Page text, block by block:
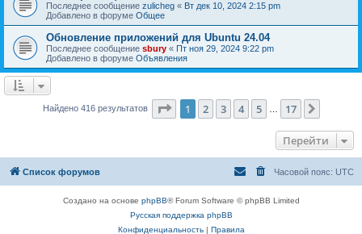
Последнее сообщение zulicheg « Вт дек 10, 2024 2:15 pm
Добавлено в форуме Общее
Обновление приложений для Ubuntu 24.04
Последнее сообщение sbury « Пт ноя 29, 2024 9:22 pm
Добавлено в форуме Объявления
Найдено 416 результатов Страница из 17
1 2 3 4 5 17
Перейти
Список форумов Часовой пояс: UTC
Создано на основе phpBB® Forum Software © phpBB Limited
Русская поддержка phpBB
Конфиденциальность| Правила